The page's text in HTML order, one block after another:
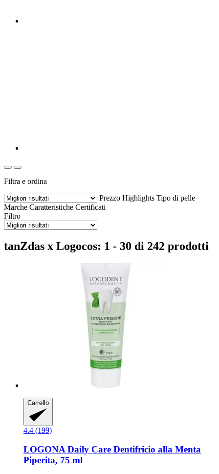
Filtra e ordina
Prezzo Highlights Tipo di pelle
Marche Caratteristiche Certificati
Filtro
tanZdas x Logocos: 1 - 30 di 242 prodotti
Carrello
4.4 (199)
LOGONA Daily Care Dentifricio alla Menta
Piperita, 75 ml